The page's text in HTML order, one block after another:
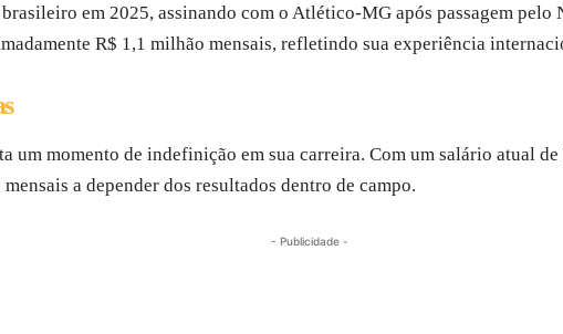
em 2025, assinando com o Atlético-MG após passagem pelo
R$ 1,1 milhão mensais, refletindo sua experiência
um momento de indefinição em sua carreira. Com um salário atual
a depender dos resultados dentro de campo.
- Publicidade -